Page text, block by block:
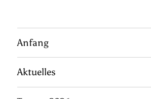
Anfang
Aktuelles